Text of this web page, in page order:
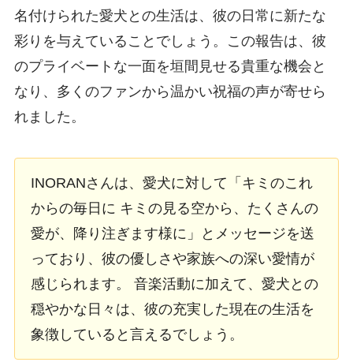
名付けられた愛犬との生活は、彼の日常に新たな
彩りを与えていることでしょう。この報告は、彼
のプライベートな一面を垣間見せる貴重な機会と
なり、多くのファンから温かい祝福の声が寄せら
れました。
INORANさんは、愛犬に対して「キミのこれ
からの毎日に キミの見る空から、たくさんの
愛が、降り注ぎます様に」とメッセージを送
っており、彼の優しさや家族への深い愛情が
感じられます。 音楽活動に加えて、愛犬との
穏やかな日々は、彼の充実した現在の生活を
象徴していると言えるでしょう。